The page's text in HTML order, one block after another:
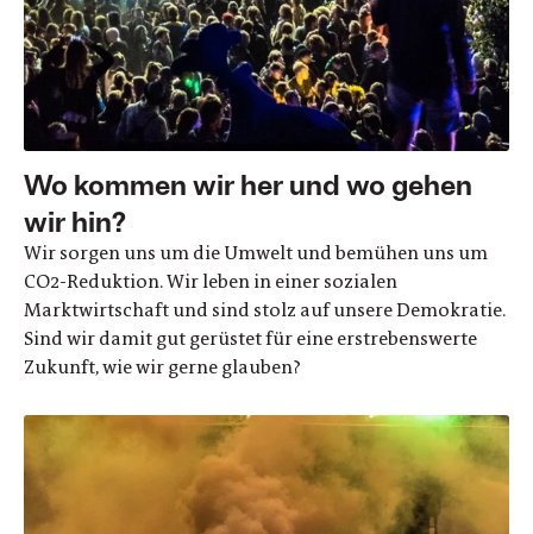
Wo kommen wir her und wo gehen
wir hin?
Wir sorgen uns um die Umwelt und bemühen uns um
CO2-Reduktion. Wir leben in einer sozialen
Marktwirtschaft und sind stolz auf unsere Demokratie.
Sind wir damit gut gerüstet für eine erstrebenswerte
Zukunft, wie wir gerne glauben?